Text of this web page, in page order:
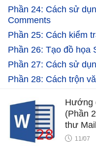
Phần 24: Cách sử
Comments
Phần 25: Cách kiểm
Phần 26: Tạo đồ họa
Phần 27: Cách sử
Phần 28: Cách trộn
Hướng
(Phần
thư
11/07